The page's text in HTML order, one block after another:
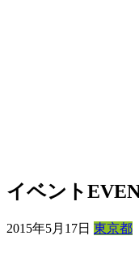
イベント
2015年5月17日 東京都